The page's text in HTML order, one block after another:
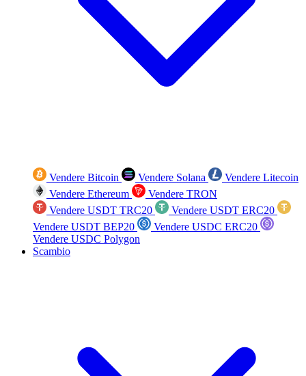
Vendere Bitcoin Vendere Solana
Vendere Litecoin
Vendere Ethereum
Vendere TRON
Vendere USDT TRC20
Vendere USDT ERC20
Vendere USDT BEP20
Vendere USDC ERC20
Vendere USDC Polygon
Scambio